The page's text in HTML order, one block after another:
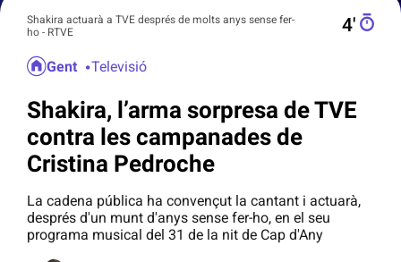
Shakira actuarà a TVE després de molts anys sense fer-
ho - RTVE
4′
Gent Televisió
Shakira, l’arma sorpresa de TVE
contra les campanades de
Cristina Pedroche
La cadena pública ha convençut la cantant i actuarà,
després d'un munt d'anys sense fer-ho, en el seu
programa musical del 31 de la nit de Cap d'Any